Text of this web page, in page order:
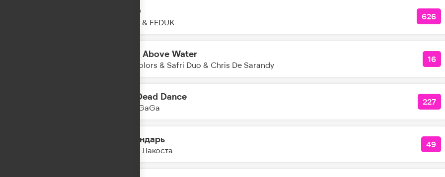
LETO
JONY & FEDUK
626
Head Above Water
Twocolors & Safri Duo & Chris De Sarandy
16
The Dead Dance
Lady GaGa
227
Календарь
Коста Лакоста
49